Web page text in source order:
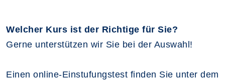
Welcher Kurs ist der Richtige für Sie?
Gerne unterstützen wir Sie bei der Auswahl!
Einen online-Einstufungstest finden Sie unter dem